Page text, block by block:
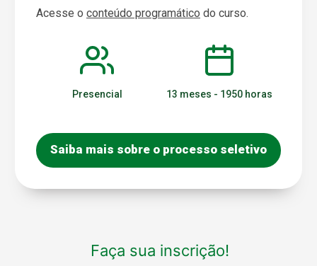
Acesse o conteúdo programático do curso.
Presencial 13 meses - 1950 horas
Saiba mais sobre o processo seletivo